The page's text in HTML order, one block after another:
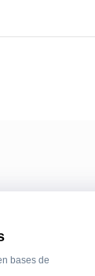
bases de